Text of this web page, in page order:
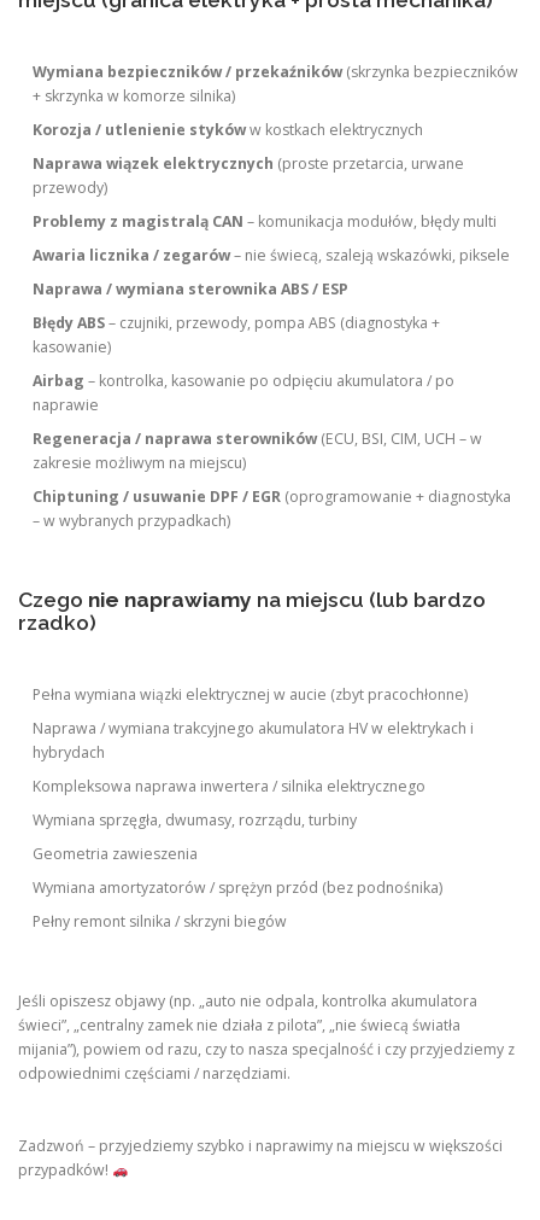
Wymiana bezpieczników / przekaźników(skrzynka bezpieczników
+ skrzynka w komorze silnika)
Korozja / utlenienie stykóww kostkach elektrycznych
Naprawa wiązek elektrycznych (proste przetarcia, urwane
przewody)
Problemy z magistralą CAN – komunikacja modułów, błędy multi
Awaria licznika / zegarów– nie świecą, szaleją wskazówki, piksele
Naprawa / wymiana sterownika ABS / ESP
Błędy ABS– czujniki, przewody, pompa ABS (diagnostyka +
kasowanie)
Airbag – kontrolka, kasowanie po odpięciu akumulatora / po
naprawie
Regeneracja / naprawa sterowników(ECU, BSI, CIM, UCH – w
zakresie możliwym na miejscu)
Chiptuning / usuwanie DPF / EGR (oprogramowanie + diagnostyka
– w wybranych przypadkach)
Czego nie naprawiamy na miejscu (lub bardzo
rzadko)
Pełna wymiana wiązki elektrycznej w aucie (zbyt pracochłonne)
Naprawa / wymiana trakcyjnego akumulatora HV w elektrykach i
hybrydach
Kompleksowa naprawa inwertera / silnika elektrycznego
Wymiana sprzęgła, dwumasy, rozrządu, turbiny
Geometria zawieszenia
Wymiana amortyzatorów / sprężyn przód (bez podnośnika)
Pełny remont silnika / skrzyni biegów
Jeśli opiszesz objawy (np. „auto nie odpala, kontrolka akumulatora
świeci”, „centralny zamek nie działa z pilota”, „nie świecą światła
mijania”), powiem od razu, czy to nasza specjalność i czy przyjedziemy z
odpowiednimi częściami / narzędziami.
Zadzwoń – przyjedziemy szybko i naprawimy na miejscu w większości
przypadków!